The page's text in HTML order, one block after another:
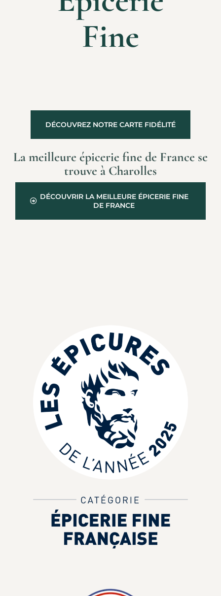
Fine
DÉCOUVREZ NOTRE CARTE FIDÉLITÉ
La meilleure épicerie fine de France se
trouve à Charolles
DÉCOUVRIR LA MEILLEURE ÉPICERIE FINE
DE FRANCE